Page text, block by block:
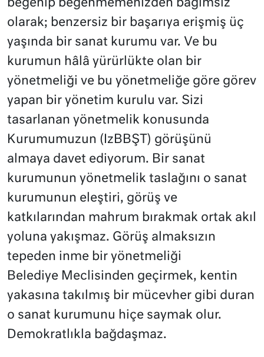
beğenip beğenmemenizden bağımsız
olarak; benzersiz bir başarıya erişmiş üç
yaşında bir sanat kurumu var. Ve bu
kurumun hâlâ yürürlükte olan bir
yönetmeliği ve bu yönetmeliğe göre görev
yapan bir yönetim kurulu var. Sizi
tasarlanan yönetmelik konusunda
Kurumumuzun (IzBBŞT) görüşünü
almaya davet ediyorum. Bir sanat
kurumunun yönetmelik taslağını o sanat
kurumunun eleştiri, görüş ve
katkılarından mahrum bırakmak ortak akıl
yoluna yakışmaz. Görüş almaksızın
tepeden inme bir yönetmeliği
Belediye Meclisinden geçirmek, kentin
yakasına takılmış bir mücevher gibi duran
o sanat kurumunu hiçe saymak olur.
Demokratlıkla bağdaşmaz.